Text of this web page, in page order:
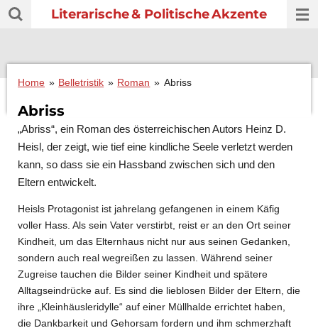
Zum
Hauptinhalt
Literarische& PolitischeAkzente
Home » Belletristik » Roman » Abriss
Abriss
„Abriss“, ein Roman des österreichischen Autors Heinz D.
Heisl, der zeigt, wie tief eine kindliche Seele verletzt werden
kann, so dass sie ein Hassband zwischen sich und den
Eltern entwickelt.
Heisls Protagonist ist jahrelang gefangenen in einem Käfig
voller Hass. Als sein Vater verstirbt, reist er an den Ort seiner
Kindheit, um das Elternhaus nicht nur aus seinen Gedanken,
sondern auch real wegreißen zu lassen. Während seiner
Zugreise tauchen die Bilder seiner Kindheit und spätere
Alltagseindrücke auf. Es sind die lieblosen Bilder der Eltern, die
ihre „Kleinhäusleridylle“ auf einer Müllhalde errichtet haben,
die Dankbarkeit und Gehorsam fordern und ihm schmerzhaft